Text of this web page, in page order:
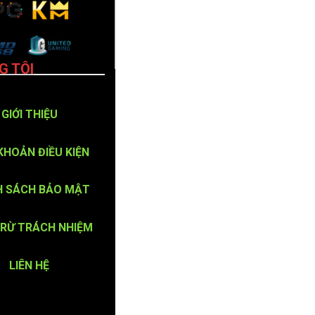
TÔI
GIỚI THIỆU
ĐIỀU KIỆN
SÁCH BẢO MẬT
TRÁCH NHIỆM
LIÊN HỆ